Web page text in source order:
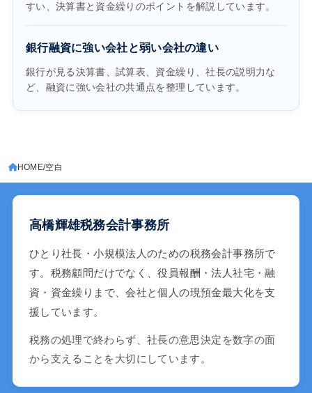
すい、決算書と資金繰りのポイントを解説しています。
銀行融資に強い会社と弱い会社の違い
銀行が見る決算書、試算表、資金繰り、社長の説明力な
ど、融資に強い会社の共通点を整理しています。
HOME 空白
高橋輝雄税務会計事務所
ひとり社長・小規模法人のための税務会計事務所で
す。税務顧問だけでなく、役員報酬・法人社宅・融
資・資金繰りまで、会社と個人の現預金最大化を支
援しています。
税務の処理で終わらず、社長の意思決定を数字の面
から支えることを大切にしています。